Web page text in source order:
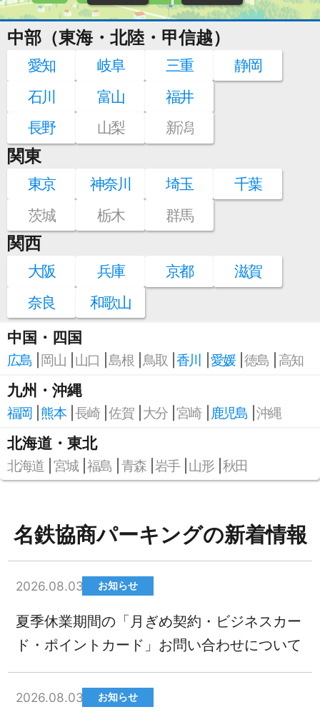
中部（東海・北陸・甲信越）
愛知 岐阜 三重
静岡
石川
富山
福井
長野
山梨 新潟
関東
東京 神奈川 埼玉
千葉
茨城
栃木 群馬
関西
大阪 兵庫 京都
滋賀
奈良
和歌山
中国・四国
広島 岡山 山口 島根 鳥取 香川 愛媛 徳島 高知
九州・沖縄
福岡 熊本 長崎 佐賀 大分 宮崎 鹿児島 沖縄
北海道・東北
北海道 宮城 福島 青森 岩手 山形 秋田
名鉄協商パーキングの新着情報
2026.08.03 お知らせ
夏季休業期間の「月ぎめ契約・ビジネスカー
ド・ポイントカード」お問い合わせについて
2026.08.03 お知らせ